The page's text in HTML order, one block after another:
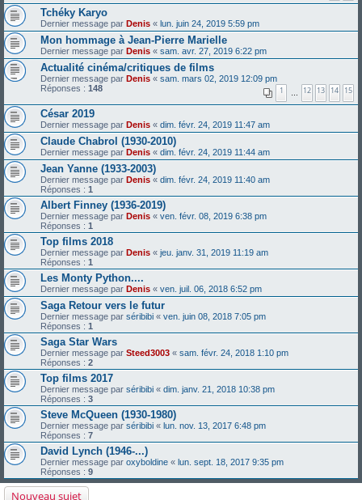
Tchéky Karyo
Dernier message par Denis « lun. juin 24, 2019 5:59 pm
Mon hommage à Jean-Pierre Marielle
Dernier message par Denis « sam. avr. 27, 2019 6:22 pm
Actualité cinéma/critiques de films
Dernier message par Denis « sam. mars 02, 2019 12:09 pm
Réponses : 148 1 … 12 13 14 15
César 2019
Dernier message par Denis « dim. févr. 24, 2019 11:47 am
Claude Chabrol (1930-2010)
Dernier message par Denis « dim. févr. 24, 2019 11:44 am
Jean Yanne (1933-2003)
Dernier message par Denis « dim. févr. 24, 2019 11:40 am
Réponses : 1
Albert Finney (1936-2019)
Dernier message par Denis « ven. févr. 08, 2019 6:38 pm
Réponses : 1
Top films 2018
Dernier message par Denis « jeu. janv. 31, 2019 11:19 am
Réponses : 1
Les Monty Python....
Dernier message par Denis « ven. juil. 06, 2018 6:52 pm
Saga Retour vers le futur
Dernier message par séribibi « ven. juin 08, 2018 7:05 pm
Réponses : 1
Saga Star Wars
Dernier message par Steed3003 « sam. févr. 24, 2018 1:10 pm
Réponses : 2
Top films 2017
Dernier message par séribibi « dim. janv. 21, 2018 10:38 pm
Réponses : 3
Steve McQueen (1930-1980)
Dernier message par séribibi « lun. nov. 13, 2017 6:48 pm
Réponses : 7
David Lynch (1946-...)
Dernier message par oxyboldine « lun. sept. 18, 2017 9:35 pm
Réponses : 9
Nouveau sujet